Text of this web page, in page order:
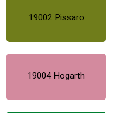
19002 Pissaro
19004 Hogarth